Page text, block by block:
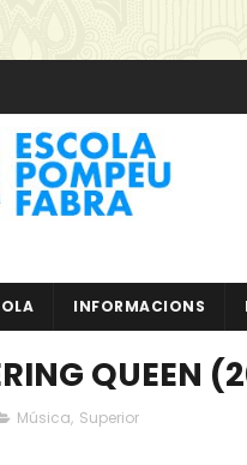
INFORMACIONS
QUEEN
Música, Superior